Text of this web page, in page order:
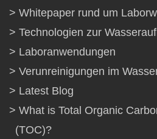
Whitepaper rund um
Technologien zur
Laboranwendungen
Verunreinigungen im
Latest Blog
What is Total Organic
(TOC)?